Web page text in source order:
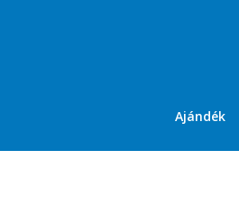
Ajándék